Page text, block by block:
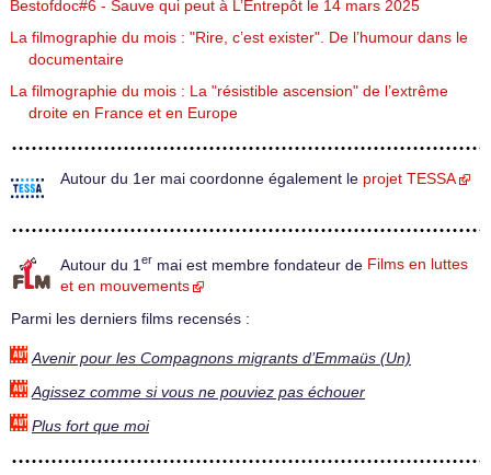
Bestofdoc#6 - Sauve qui peut à L’Entrepôt le 14 mars 2025
La filmographie du mois : "Rire, c’est exister". De l’humour dans le
documentaire
La filmographie du mois : La "résistible ascension" de l’extrême
droite en France et en Europe
Autour du 1er mai coordonne également le projet TESSA
Autour du 1 er mai est membre fondateur de Films en luttes
et en mouvements
Parmi les derniers films recensés :
Avenir pour les Compagnons migrants d’Emmaüs (Un)
Agissez comme si vous ne pouviez pas échouer
Plus fort que moi